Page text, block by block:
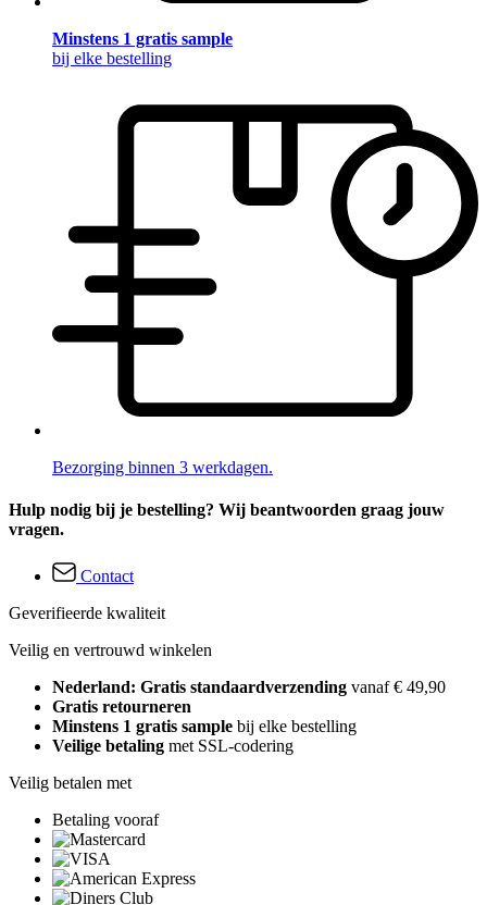
Minstens 1 gratis sample
bij elke bestelling
Bezorging binnen 3 werkdagen.
Hulp nodig bij je bestelling? Wij beantwoorden graag jouw
vragen.
Contact
Geverifieerde kwaliteit
Veilig en vertrouwd winkelen
Nederland: Gratis standaardverzending vanaf € 49,90
Gratis retourneren
Minstens 1 gratis sample bij elke bestelling
Veilige betaling met SSL-codering
Veilig betalen met
Betaling vooraf